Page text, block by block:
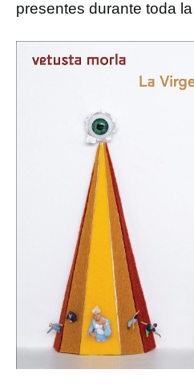
presentes durante toda la